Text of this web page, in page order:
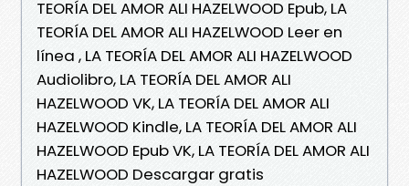
TEORÍA DEL AMOR ALI HAZELWOOD Epub, LA
TEORÍA DEL AMOR ALI HAZELWOOD Leer en
línea , LA TEORÍA DEL AMOR ALI HAZELWOOD
Audiolibro, LA TEORÍA DEL AMOR ALI
HAZELWOOD VK, LA TEORÍA DEL AMOR ALI
HAZELWOOD Kindle, LA TEORÍA DEL AMOR ALI
HAZELWOOD Epub VK, LA TEORÍA DEL AMOR ALI
HAZELWOOD Descargar gratis